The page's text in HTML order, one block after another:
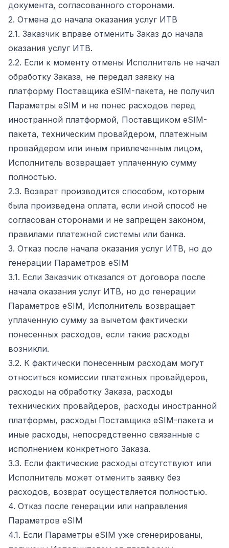
документа, согласованного сторонами.
2. Отмена до начала оказания услуг ИТВ
2.1. Заказчик вправе отменить Заказ до начала
оказания услуг ИТВ.
2.2. Если к моменту отмены Исполнитель не начал
обработку Заказа, не передал заявку на
платформу Поставщика eSIM-пакета, не получил
Параметры eSIM и не понес расходов перед
иностранной платформой, Поставщиком eSIM-
пакета, техническим провайдером, платежным
провайдером или иным привлеченным лицом,
Исполнитель возвращает уплаченную сумму
полностью.
2.3. Возврат производится способом, которым
была произведена оплата, если иной способ не
согласован сторонами и не запрещен законом,
правилами платежной системы или банка.
3. Отказ после начала оказания услуг ИТВ, но до
генерации Параметров eSIM
3.1. Если Заказчик отказался от договора после
начала оказания услуг ИТВ, но до генерации
Параметров eSIM, Исполнитель возвращает
уплаченную сумму за вычетом фактически
понесенных расходов, если такие расходы
возникли.
3.2. К фактически понесенным расходам могут
относиться комиссии платежных провайдеров,
расходы на обработку Заказа, расходы
технических провайдеров, расходы иностранной
платформы, расходы Поставщика eSIM-пакета и
иные расходы, непосредственно связанные с
исполнением конкретного Заказа.
3.3. Если фактические расходы отсутствуют или
Исполнитель может отменить заявку без
расходов, возврат осуществляется полностью.
4. Отказ после генерации или направления
Параметров eSIM
4.1. Если Параметры eSIM уже сгенерированы,